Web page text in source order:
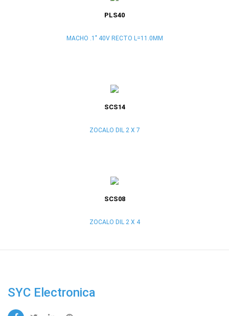
PLS40
MACHO .1" 40V RECTO L=11.0MM
SCS14
ZOCALO DIL 2 X 7
SCS08
ZOCALO DIL 2 X 4
SYC Electronica